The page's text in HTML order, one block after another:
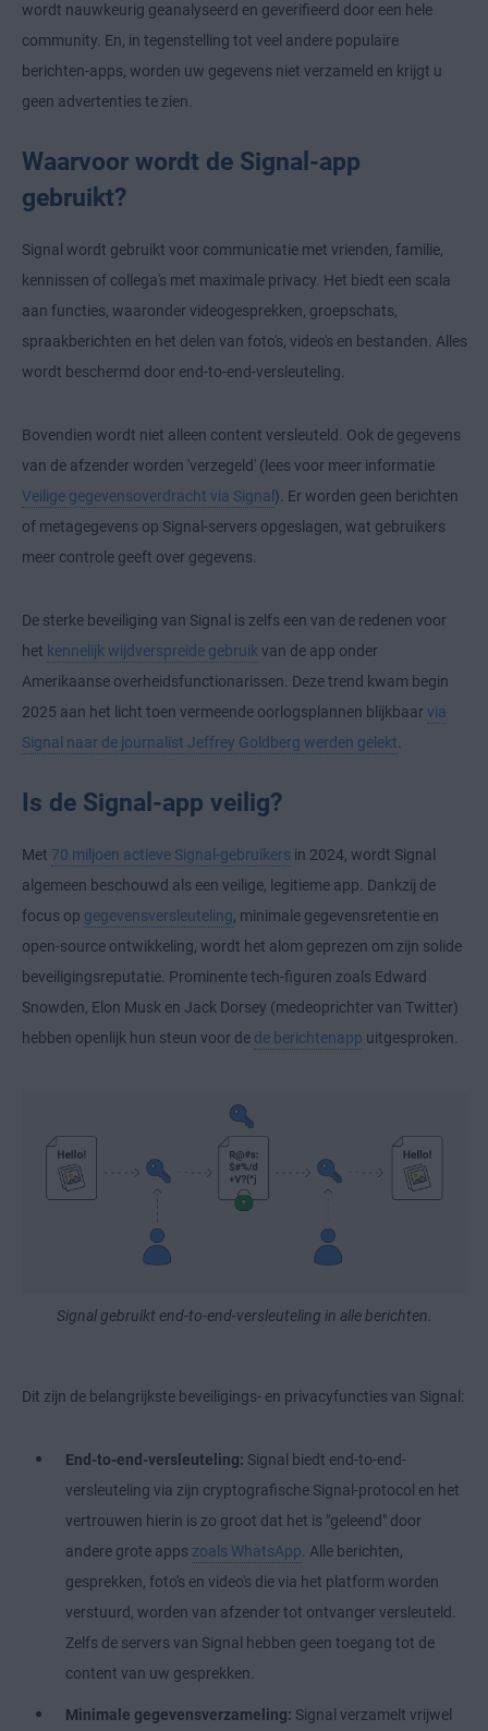
wordt nauwkeurig geanalyseerd en geverifieerd door een hele
community. En, in tegenstelling tot veel andere populaire
berichten-apps, worden uw gegevens niet verzameld en krijgt u
geen advertenties te zien.
Waarvoor wordt de Signal-app
gebruikt?
Signal wordt gebruikt voor communicatie met vrienden, familie,
kennissen of collega's met maximale privacy. Het biedt een scala
aan functies, waaronder videogesprekken, groepschats,
spraakberichten en het delen van foto's, video's en bestanden. Alles
wordt beschermd door end-to-end-versleuteling.
Bovendien wordt niet alleen content versleuteld. Ook de gegevens
van de afzender worden 'verzegeld' (lees voor meer informatie
Veilige gegevensoverdracht via Signal ). Er worden geen berichten
of metagegevens op Signal-servers opgeslagen, wat gebruikers
meer controle geeft over gegevens.
De sterke beveiliging van Signal is zelfs een van de redenen voor
het kennelijk wijdverspreide gebruikvan de app onder
Amerikaanse overheidsfunctionarissen. Deze trend kwam begin
2025 aan het licht toen vermeende oorlogsplannen blijkbaar via
Signal naar de journalist Jeffrey Goldberg werden gelekt.
Is de Signal-app veilig?
Met 70 miljoen actieve Signal-gebruikers in 2024, wordt Signal
algemeen beschouwd als een veilige, legitieme app. Dankzij de
focus op gegevensversleuteling, minimale gegevensretentie en
open-source ontwikkeling, wordt het alom geprezen om zijn solide
beveiligingsreputatie. Prominente tech-figuren zoals Edward
Snowden, Elon Musk en Jack Dorsey (medeoprichter van Twitter)
hebben openlijk hun steun voor de de berichtenapp uitgesproken.
Signal gebruikt end-to-end-versleuteling in alle berichten.
Dit zijn de belangrijkste beveiligings- en privacyfuncties van Signal:
End-to-end-versleuteling: Signal biedt end-to-end-
versleuteling via zijn cryptografische Signal-protocol en het
vertrouwen hierin is zo groot dat het is "geleend" door
andere grote apps zoals WhatsApp. Alle berichten,
gesprekken, foto's en video's die via het platform worden
verstuurd, worden van afzender tot ontvanger versleuteld.
Zelfs de servers van Signal hebben geen toegang tot de
content van uw gesprekken.
Minimale gegevensverzameling: Signal verzamelt vrijwel